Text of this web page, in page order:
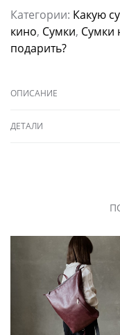
Категории: Какую
кино, Сумки, Сумки
подарить?
ОПИСАНИЕ
ДЕТАЛИ